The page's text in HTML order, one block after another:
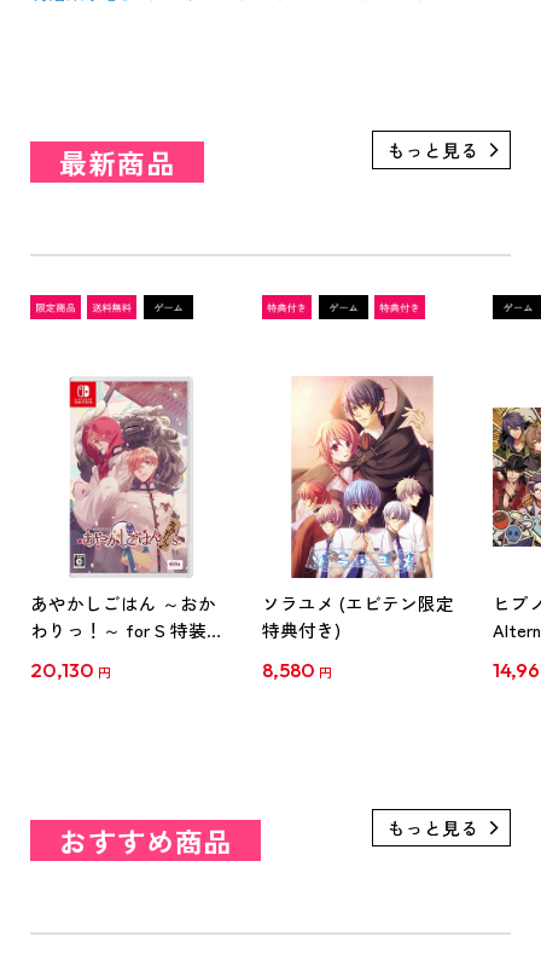
最新商品
あやかしごはん ～おか
わりっ！～ for S 特装版
20,130 円
ソラユメ (エビテン限定
特典付き)
8,580 円
ヒプ
パッ
おすすめ商品